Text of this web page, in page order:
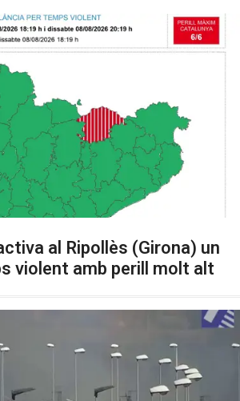
al Ripollès (Girona) un
violent amb perill molt alt